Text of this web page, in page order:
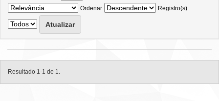
Ordenar
Registro(s)
Resultado 1-1 de 1.